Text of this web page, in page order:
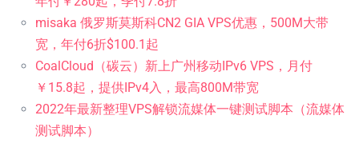
misaka 俄罗斯莫斯科CN2 GIA VPS优惠，500M大带
宽，年付6折$100.1起
CoalCloud（碳云）新上广州移动IPv6 VPS，月付
￥15.8起，提供IPv4入，最高800M带宽
2022年最新整理VPS解锁流媒体一键测试脚本（流媒体
测试脚本）